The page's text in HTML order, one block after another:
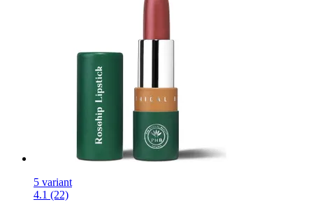
5 variant
4.1 (22)